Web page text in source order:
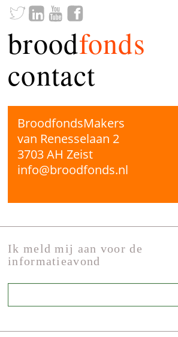
broodfonds
contact
BroodfondsMakers
van Renesselaan 2
3703 AH Zeist
info@broodfonds.nl
Ik meld mij aan voor de
informatieavond